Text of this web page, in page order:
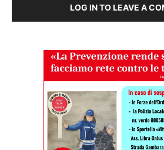
LOG IN TO LEAVE A